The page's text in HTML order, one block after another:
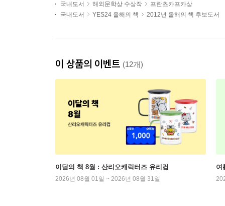
국내도서 해외문학상 수상작
프란츠카프카상
국내도서
YES24 올해의 책 2012년 올해의 책 후보도서
이 상품의 이벤트 (12개)
이달의 책 8월 : 산리오캐릭터즈 유리컵
2026년 08월 01일 ~ 2026년 08월 31일
여